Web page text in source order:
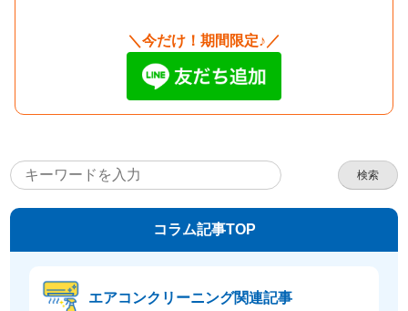
＼今だけ！期間限定♪／
検索
コラム記事TOP
エアコンクリーニング関連記事